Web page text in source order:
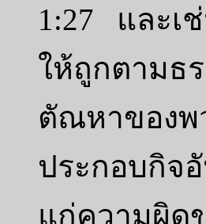
1:27 และเ
ให้ถูกตาม
ตัณหาของ
ประกอบกิจ
แก่ความผิด